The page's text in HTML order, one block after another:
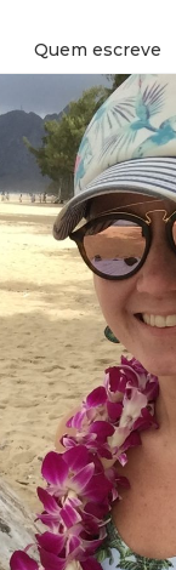
Quem escreve